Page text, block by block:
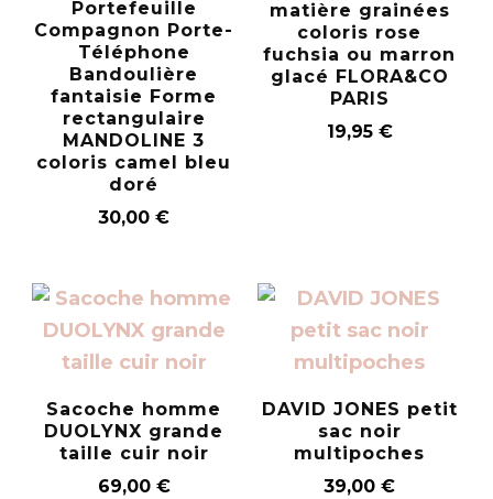
Portefeuille
Compagnon Porte-
Téléphone
Bandoulière
fantaisie Forme
rectangulaire
MANDOLINE 3
coloris camel bleu
doré
30,00 €
matière grainées
coloris rose
fuchsia ou marron
glacé FLORA&CO
PARIS
19,95 €
Sacoche homme
DUOLYNX grande
taille cuir noir
69,00 €
DAVID JONES petit
sac noir
multipoches
39,00 €